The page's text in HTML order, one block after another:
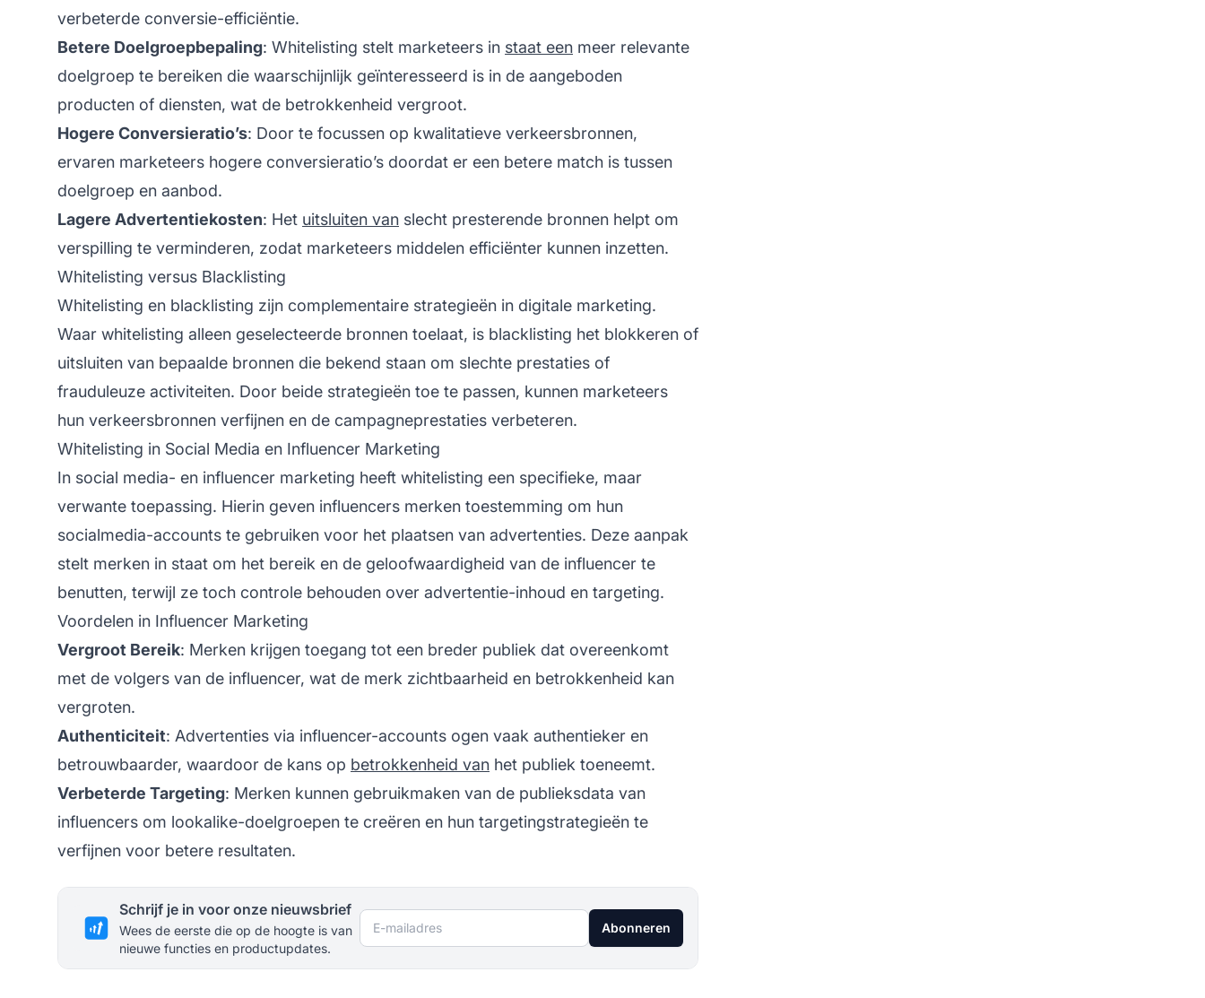
verbeterde conversie-efficiëntie.
Betere Doelgroepbepaling: Whitelisting stelt marketeers in staat een meer relevante
doelgroep te bereiken die waarschijnlijk geïnteresseerd is in de aangeboden
producten of diensten, wat de betrokkenheid vergroot.
Hogere Conversieratio’s: Door te focussen op kwalitatieve verkeersbronnen,
ervaren marketeers hogere conversieratio’s doordat er een betere match is tussen
doelgroep en aanbod.
Lagere Advertentiekosten: Het uitsluiten van slecht presterende bronnen helpt om
verspilling te verminderen, zodat marketeers middelen efficiënter kunnen inzetten.
Whitelisting versus Blacklisting
Whitelisting en blacklisting zijn complementaire strategieën in digitale marketing.
Waar whitelisting alleen geselecteerde bronnen toelaat, is blacklisting het blokkeren of
uitsluiten van bepaalde bronnen die bekend staan om slechte prestaties of
frauduleuze activiteiten. Door beide strategieën toe te passen, kunnen marketeers
hun verkeersbronnen verfijnen en de campagneprestaties verbeteren.
Whitelisting in Social Media en Influencer Marketing
In social media- en influencer marketing heeft whitelisting een specifieke, maar
verwante toepassing. Hierin geven influencers merken toestemming om hun
socialmedia-accounts te gebruiken voor het plaatsen van advertenties. Deze aanpak
stelt merken in staat om het bereik en de geloofwaardigheid van de influencer te
benutten, terwijl ze toch controle behouden over advertentie-inhoud en targeting.
Voordelen in Influencer Marketing
Vergroot Bereik: Merken krijgen toegang tot een breder publiek dat overeenkomt
met de volgers van de influencer, wat de merk zichtbaarheid en betrokkenheid kan
vergroten.
Authenticiteit: Advertenties via influencer-accounts ogen vaak authentieker en
betrouwbaarder, waardoor de kans op betrokkenheid van het publiek toeneemt.
Verbeterde Targeting: Merken kunnen gebruikmaken van de publieksdata van
influencers om lookalike-doelgroepen te creëren en hun targetingstrategieën te
verfijnen voor betere resultaten.
Schrijf je in voor onze nieuwsbrief
Wees de eerste die op de hoogte is van
nieuwe functies en productupdates.
E-mailadres Abonneren